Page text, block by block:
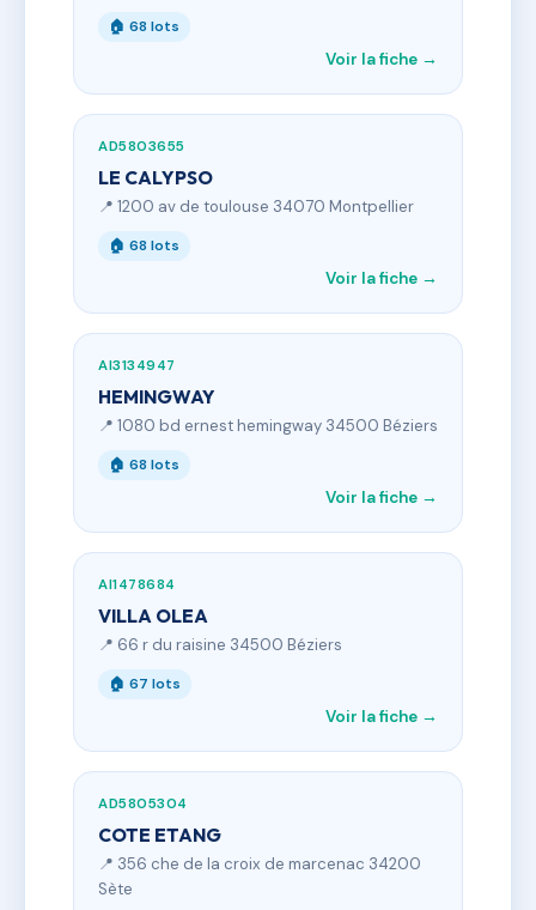
🏠 68 lots
Voir la fiche →
AD5803655
LE CALYPSO
📍 1200 av de toulouse 34070 Montpellier
🏠 68 lots
Voir la fiche →
AI3134947
HEMINGWAY
📍 1080 bd ernest hemingway 34500 Béziers
🏠 68 lots
Voir la fiche →
AI1478684
VILLA OLEA
📍 66 r du raisine 34500 Béziers
🏠 67 lots
Voir la fiche →
AD5805304
COTE ETANG
📍 356 che de la croix de marcenac 34200
Sète